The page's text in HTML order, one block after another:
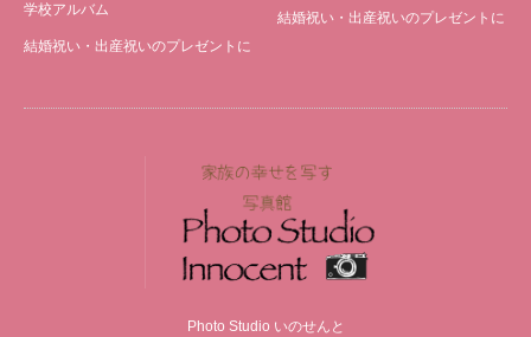
学校アルバム
結婚祝い・出産祝いのプレゼントに
結婚祝い・出産祝いのプレゼントに
Photo Studio いのせんと